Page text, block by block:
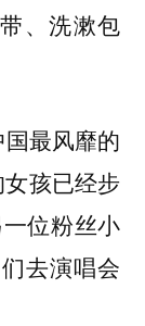
、洗漱包
最风靡的
孩已经步
位粉丝小
去演唱会